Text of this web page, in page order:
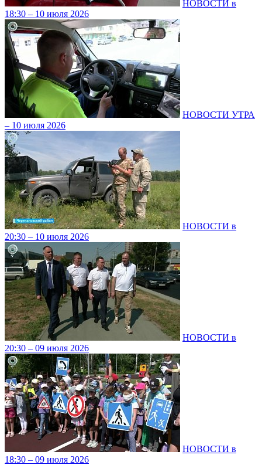
НОВОСТИ в
18:30 – 10 июля 2026
НОВОСТИ УТРА
– 10 июля 2026
НОВОСТИ в
20:30 – 10 июля 2026
НОВОСТИ в
20:30 – 09 июля 2026
НОВОСТИ в
18:30 – 09 июля 2026